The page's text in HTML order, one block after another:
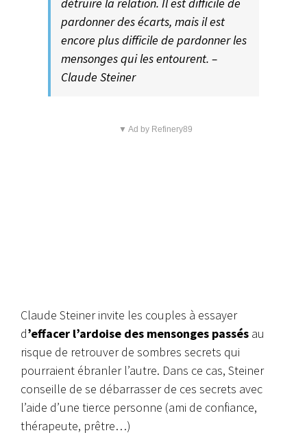
détruire la relation. Il est difficile de
pardonner des écarts, mais il est
encore plus difficile de pardonner les
mensonges qui les entourent. –
Claude Steiner
▼ Ad by Refinery89
Claude Steiner invite les couples à essayer
d’effacer l’ardoise des mensonges passés au
risque de retrouver de sombres secrets qui
pourraient ébranler l’autre. Dans ce cas, Steiner
conseille de se débarrasser de ces secrets avec
l’aide d’une tierce personne (ami de confiance,
thérapeute, prêtre…)